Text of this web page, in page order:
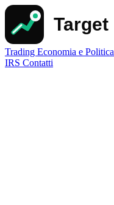
Trading Economia e Politica
IRS Contatti